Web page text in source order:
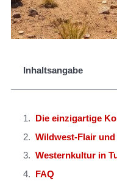
Inhaltsangabe
Die einzigartige
Wildwest-Flair
Westernkultur in
FAQ